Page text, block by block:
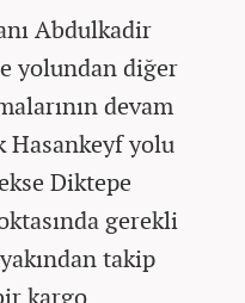
Abdulkadir
yolundan diğer
devam
Hasankeyf yolu
Diktepe
gerekli
takip